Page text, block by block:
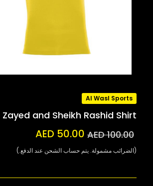
Al Wasl Sports
Zayed and Sheikh Rashid Shirt
AED 100.00
AED 50.00
(الضرائب مشمولة. يتم حساب الشحن عند الدفع.)